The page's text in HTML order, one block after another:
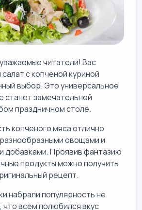
читатели! Вас
с копченой куриной
выбор. Это универсальное
станет замечательной
праздничном столе.
копченого мяса отлично
овощами и
добавками. Проявив фантазию
продукты можно получить
рецепт.
набрали популярность не
что всем полюбился вкус